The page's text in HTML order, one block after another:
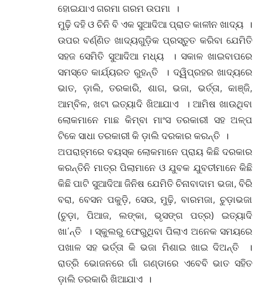
ହୋଇଯାଏ ଗରମା ଗରମ ଉପମା ।
ମୁଢ଼ି ଦହି ଓ ଚିନି ବି ଏକ ସୁଆଦିଆ ପ୍ରାତ କାଳୀନ ଖାଦ୍ୟ ।
ଉପର ବର୍ଣ୍ଣିତ ଖାଦ୍ୟଗୁଡ଼ିକ ପ୍ରସ୍ତୁତ କରିବା ଯେମିତି
ସହଜ ସେମିତି ସୁଆଦିଆ ମଧ୍ୟ । ସକାଳ ଖାଇବାପରେ
ସମସ୍ତେ କାର୍ଯ୍ୟରତ ରୁହନ୍ତି । ଦ୍ୱିପ୍ରହର ଖାଦ୍ୟରେ
ଭାତ, ଡ଼ାଲି, ତରକାରି, ଶାଗ, ଭଜା, ଭର୍ତ୍ତା, କାଞ୍ଜି,
ଆମ୍ବିଳ, ଖଟା ଇତ୍ୟାଦି ଖିଆଯାଏ । ଆମିଷ ଖାଉଥିବା
ଲୋକମାନେ ମାଛ କିମ୍ବା ମାଂସ ତରକାରୀ ସହ ଅଳ୍ପ
ଟିକେ ସାଧା ତରକାରୀ କି ଡ଼ାଲି ଦରକାର କରନ୍ତି ।
ଅପରାହ୍ମରେ ବୟସ୍କ ଲୋକମାନେ ପ୍ରାୟ କିଛି ଦରକାର
କରନ୍ତିନି ମାତ୍ର ପିଲାମାନେ ଓ ଯୁବକ ଯୁବତୀମାନେ କିଛି
କିଛି ପାଟି ସୁଆଦିଆ ଜିନିଷ ଯେମିତି ଚିନାବାଦାମ ଭଜା, ବିରି
ବରା, ବେସନ ପକୁଡ଼ି, ସେଉ, ମୁଢ଼ି, ବାରମଜା, ଚୁଡ଼ାଭଜା
(ଚୁଡ଼ା, ପିଆଜ, ଲଙ୍କା, ଭୃସଙ୍ଗ ପତ୍ର) ଇତ୍ୟାଦି
ଖା’ନ୍ତି । ସ୍କୁଲରୁ ଫେରୁଥିବା ପିଲାଏ ଅନେକ ସମୟରେ
ପଖାଳ ସହ ଭର୍ତ୍ତା କି ଭଜା ମିଶାଇ ଖାଇ ଦିଅନ୍ତି ।
ରାତ୍ରି ଭୋଜନରେ ଗାଁ ଗଣ୍ଡାରେ ଏବେବି ଭାତ ସହିତ
ଡ଼ାଲି ତରକାରି ଖିଆଯାଏ ।